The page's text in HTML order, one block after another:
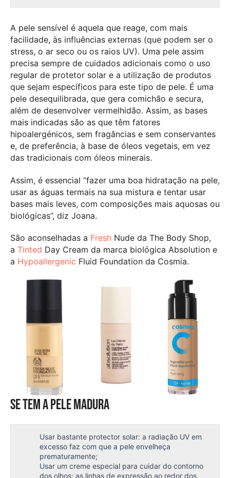
A pele sensível é aquela que reage, com mais
facilidade, às influências externas (que podem ser o
stress, o ar seco ou os raios UV). Uma pele assim
precisa sempre de cuidados adicionais como o uso
regular de protetor solar e a utilização de produtos
que sejam específicos para este tipo de pele. É uma
pele desequilibrada, que gera comichão e secura,
além de desenvolver vermelhidão. Assim, as bases
mais indicadas são as que têm fatores
hipoalergénicos, sem fragâncias e sem conservantes
e, de preferência, à base de óleos vegetais, em vez
das tradicionais com óleos minerais.
Assim, é essencial “fazer uma boa hidratação na pele,
usar as águas termais na sua mistura e tentar usar
bases mais leves, com composições mais aquosas ou
biológicas”, diz Joana.
São aconselhadas a Fresh Nude da The Body Shop,
a Tinted Day Cream da marca biológica Absolution e
a Hypoallergenic Fluid Foundation da Cosmia.
Se tem a pele madura
Usar bastante protector solar: a radiação UV em
excesso faz com que a pele envelheça
prematuramente;
Usar um creme especial para cuidar do contorno
dos olhos: as linhas de expressão ao redor dos